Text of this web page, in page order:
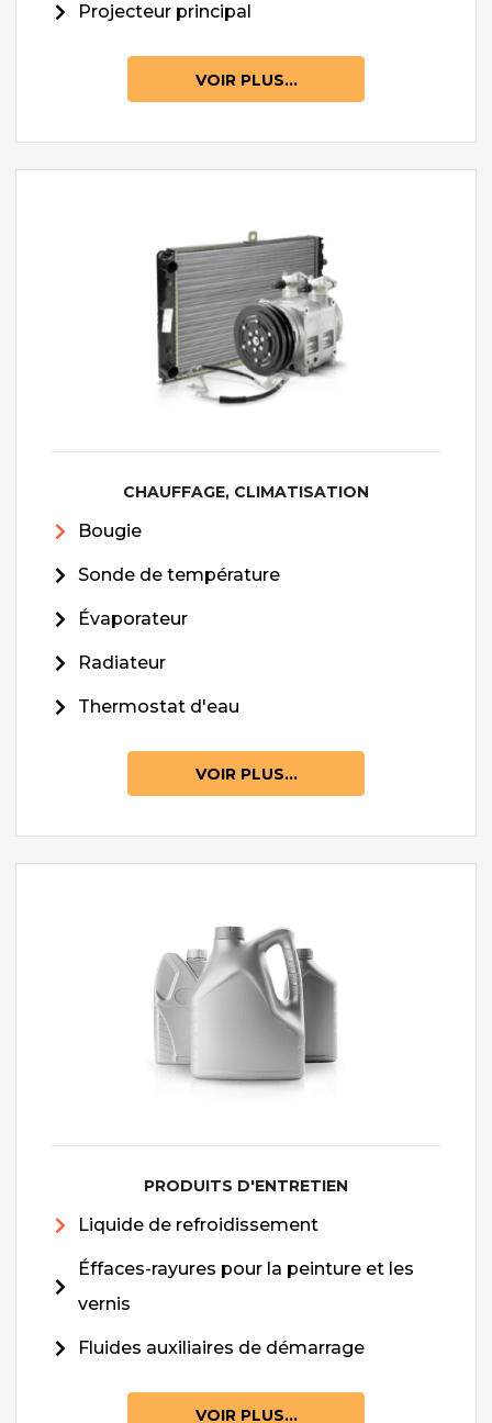
Projecteur principal
VOIR PLUS...
CHAUFFAGE, CLIMATISATION
Bougie
Sonde de température
Évaporateur
Radiateur
Thermostat d'eau
VOIR PLUS...
PRODUITS D'ENTRETIEN
Liquide de refroidissement
Éffaces-rayures pour la peinture et les
vernis
Fluides auxiliaires de démarrage
VOIR PLUS...